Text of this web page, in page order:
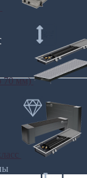
70 мм)